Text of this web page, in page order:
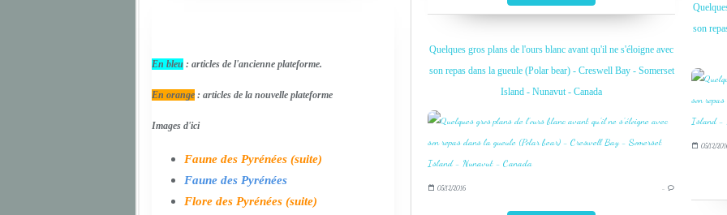
son
05/12/
Quelques gros plans de l'ours blanc avant qu'il ne s'éloigne avec
son repas dans la gueule (Polar bear) - Creswell Bay - Somerset
Island - Nunavut - Canada
05/12/2016 …
En bleu : articles de l'ancienne plateforme.
En orange : articles de la nouvelle plateforme
Images d'ici
Faune des Pyrénées (suite)
Faune des Pyrénées
Flore des Pyrénées (suite)